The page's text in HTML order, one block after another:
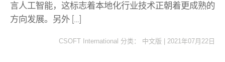
言人工智能，这标志着本地化行业技术正朝着更成熟的
方向发展。另外 […]
CSOFT International 分类： 中文版 2021年07月22日